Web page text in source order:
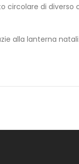
circolare di
alla lanterna